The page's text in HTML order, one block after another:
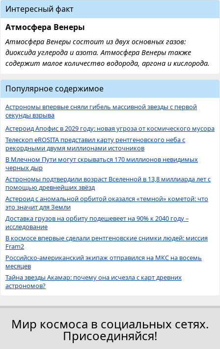
Интересный факт
Атмосфера Венеры
Атмосфера Венеры состоит из двух основных газов:
диоксида углерода и азота. Атмосфера Венеры также
содержит малое количество водорода, аргона и кислорода.
Популярное содержимое
Астрономы впервые сняли гибель массивной звезды с первой
секунды взрыва
Астероид Апофис в 2029 году: новая угроза от космического мусора
Телескоп eROSITA представил карту рентгеновского неба с
рекордными двумя миллионами источников
В Млечном Пути могут скрываться 170 миллионов невидимых
черных дыр
Астрономы подтвердили возраст Вселенной в 13,8 миллиарда лет с
помощью древнейших звёзд
Астероид с аномальной орбитой оказался «темной» кометой: что
это значит для Земли
Доставка грузов на орбиту подешевеет на 90% к 2040 году –
исследование
В космосе впервые сделали рентгеновские снимки людей: миссия
Fram2
Российско-американский экипаж отправился на МКС на восемь
месяцев
Тайна звезды Акамар: почему она исчезла с карт древних
астрономов?
Мир космоса в социальных сетях.
Присоединяйся!